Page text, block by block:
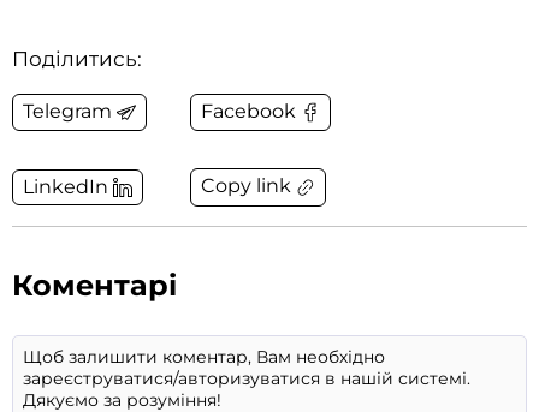
Поділитись:
Telegram Facebook
LinkedIn Copy link
Коментарі